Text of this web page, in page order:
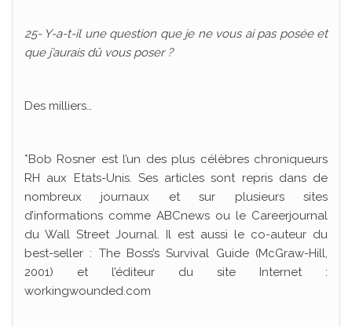
25- Y-a-t-il une question que je ne vous ai pas posée et
que j’aurais dû vous poser ?
Des milliers…
*Bob Rosner est l’un des plus célèbres chroniqueurs
RH aux Etats-Unis. Ses articles sont repris dans de
nombreux journaux et sur plusieurs sites
d’informations comme ABCnews ou le Careerjournal
du Wall Street Journal. Il est aussi le co-auteur du
best-seller : The Boss’s Survival Guide (McGraw-Hill,
2001) et l’éditeur du site Internet :
workingwounded.com